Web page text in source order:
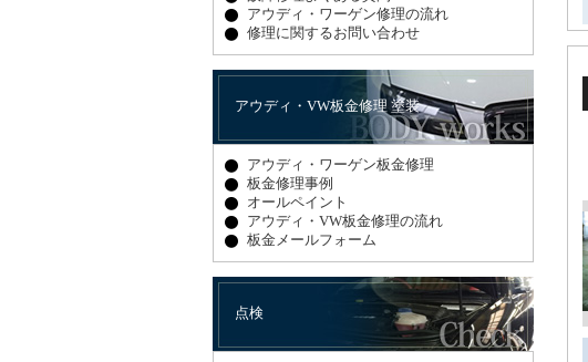
アウディ・ワーゲン修理の流れ
修理に関するお問い合わせ
アウディ・VW板金修理 塗装
アウディ・ワーゲン板金修理
板金修理事例
オールペイント
アウディ・VW板金修理の流れ
板金メールフォーム
点検